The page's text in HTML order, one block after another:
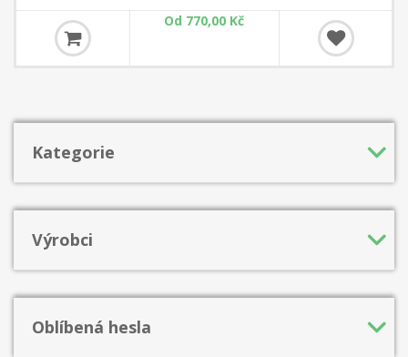
zahájeními po 1.e4 e5 jsou však Italská hra a Ruy Lopez a zde se hra
často vyvíjí pomaleji. V tomto programu představuje mezinárodní
mistr Georgios Souleidis tato a všechna další důležitá zahájení
Od 770,00 Kč
Kategorie
Výrobci
Oblíbená hesla